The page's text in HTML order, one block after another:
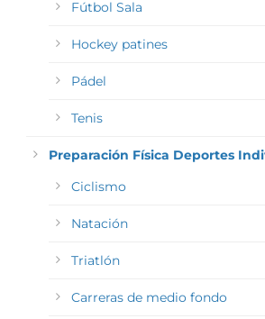
Fútbol Sala
Hockey patines
Pádel
Tenis
Preparación Física Deportes
Ciclismo
Natación
Triatlón
Carreras de medio fondo